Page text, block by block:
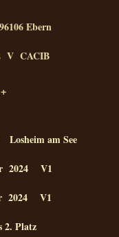
Ebern
V CACIB
am See
2024 V1
2024 V1
2. Platz